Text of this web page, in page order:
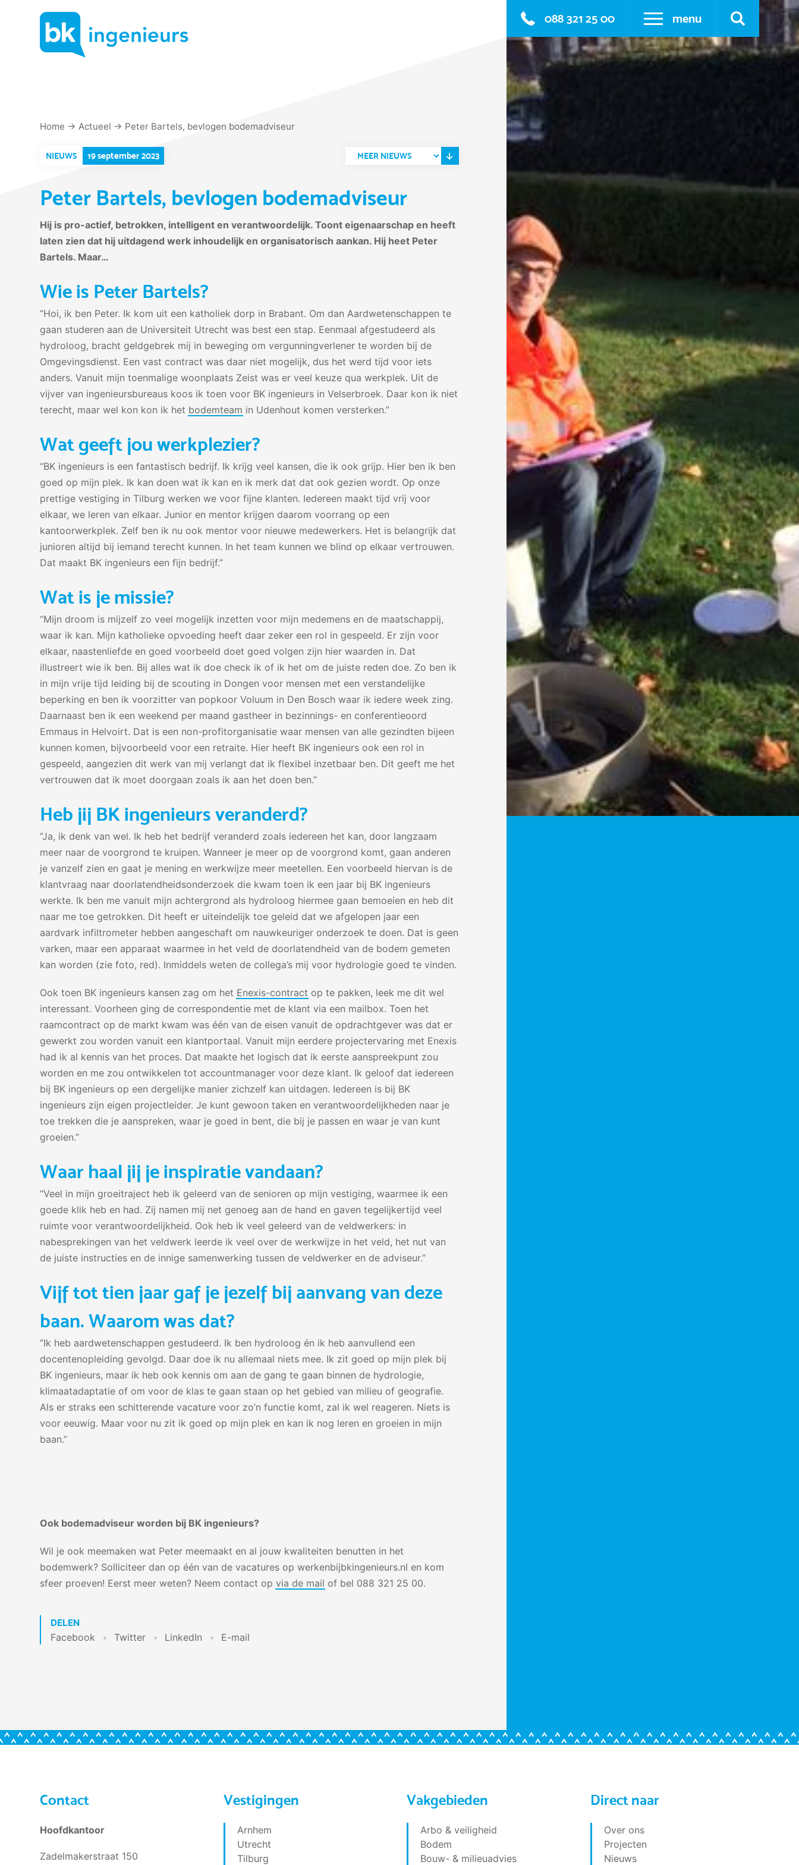
088 321 25 00 menu
Home →Actueel → Peter Bartels, bevlogen bodemadviseur
NIEUWS 19 september 2023
Peter Bartels, bevlogen bodemadviseur
Hij is pro-actief, betrokken, intelligent en verantwoordelijk. Toont eigenaarschap en heeft
laten zien dat hij uitdagend werk inhoudelijk en organisatorisch aankan. Hij heet Peter
Bartels. Maar…
Wie is Peter Bartels?
“Hoi, ik ben Peter. Ik kom uit een katholiek dorp in Brabant. Om dan Aardwetenschappen te
gaan studeren aan de Universiteit Utrecht was best een stap. Eenmaal afgestudeerd als
hydroloog, bracht geldgebrek mij in beweging om vergunningverlener te worden bij de
Omgevingsdienst. Een vast contract was daar niet mogelijk, dus het werd tijd voor iets
anders. Vanuit mijn toenmalige woonplaats Zeist was er veel keuze qua werkplek. Uit de
vijver van ingenieursbureaus koos ik toen voor BK ingenieurs in Velserbroek. Daar kon ik niet
terecht, maar wel kon kon ik het bodemteam in Udenhout komen versterken.”
Wat geeft jou werkplezier?
“BK ingenieurs is een fantastisch bedrijf. Ik krijg veel kansen, die ik ook grijp. Hier ben ik ben
goed op mijn plek. Ik kan doen wat ik kan en ik merk dat dat ook gezien wordt. Op onze
prettige vestiging in Tilburg werken we voor fijne klanten. Iedereen maakt tijd vrij voor
elkaar, we leren van elkaar. Junior en mentor krijgen daarom voorrang op een
kantoorwerkplek. Zelf ben ik nu ook mentor voor nieuwe medewerkers. Het is belangrijk dat
junioren altijd bij iemand terecht kunnen. In het team kunnen we blind op elkaar vertrouwen.
Dat maakt BK ingenieurs een fijn bedrijf.”
Wat is je missie?
“Mijn droom is mijzelf zo veel mogelijk inzetten voor mijn medemens en de maatschappij,
waar ik kan. Mijn katholieke opvoeding heeft daar zeker een rol in gespeeld. Er zijn voor
elkaar, naastenliefde en goed voorbeeld doet goed volgen zijn hier waarden in. Dat
illustreert wie ik ben. Bij alles wat ik doe check ik of ik het om de juiste reden doe. Zo ben ik
in mijn vrije tijd leiding bij de scouting in Dongen voor mensen met een verstandelijke
beperking en ben ik voorzitter van popkoor Voluum in Den Bosch waar ik iedere week zing.
Daarnaast ben ik een weekend per maand gastheer in bezinnings- en conferentieoord
Emmaus in Helvoirt. Dat is een non-profitorganisatie waar mensen van alle gezindten bijeen
kunnen komen, bijvoorbeeld voor een retraite. Hier heeft BK ingenieurs ook een rol in
gespeeld, aangezien dit werk van mij verlangt dat ik flexibel inzetbaar ben. Dit geeft me het
vertrouwen dat ik moet doorgaan zoals ik aan het doen ben.”
Heb jij BK ingenieurs veranderd?
“Ja, ik denk van wel. Ik heb het bedrijf veranderd zoals iedereen het kan, door langzaam
meer naar de voorgrond te kruipen. Wanneer je meer op de voorgrond komt, gaan anderen
je vanzelf zien en gaat je mening en werkwijze meer meetellen. Een voorbeeld hiervan is de
klantvraag naar doorlatendheidsonderzoek die kwam toen ik een jaar bij BK ingenieurs
werkte. Ik ben me vanuit mijn achtergrond als hydroloog hiermee gaan bemoeien en heb dit
naar me toe getrokken. Dit heeft er uiteindelijk toe geleid dat we afgelopen jaar een
aardvark infiltrometer hebben aangeschaft om nauwkeuriger onderzoek te doen. Dat is geen
varken, maar een apparaat waarmee in het veld de doorlatendheid van de bodem gemeten
kan worden (zie foto, red). Inmiddels weten de collega’s mij voor hydrologie goed te vinden.
Ook toen BK ingenieurs kansen zag om het Enexis-contract op te pakken, leek me dit wel
interessant. Voorheen ging de correspondentie met de klant via een mailbox. Toen het
raamcontract op de markt kwam was één van de eisen vanuit de opdrachtgever was dat er
gewerkt zou worden vanuit een klantportaal. Vanuit mijn eerdere projectervaring met Enexis
had ik al kennis van het proces. Dat maakte het logisch dat ik eerste aanspreekpunt zou
worden en me zou ontwikkelen tot accountmanager voor deze klant. Ik geloof dat iedereen
bij BK ingenieurs op een dergelijke manier zichzelf kan uitdagen. Iedereen is bij BK
ingenieurs zijn eigen projectleider. Je kunt gewoon taken en verantwoordelijkheden naar je
toe trekken die je aanspreken, waar je goed in bent, die bij je passen en waar je van kunt
groeien.”
Waar haal jij je inspiratie vandaan?
“Veel in mijn groeitraject heb ik geleerd van de senioren op mijn vestiging, waarmee ik een
goede klik heb en had. Zij namen mij net genoeg aan de hand en gaven tegelijkertijd veel
ruimte voor verantwoordelijkheid. Ook heb ik veel geleerd van de veldwerkers: in
nabesprekingen van het veldwerk leerde ik veel over de werkwijze in het veld, het nut van
de juiste instructies en de innige samenwerking tussen de veldwerker en de adviseur.”
Vijf tot tien jaar gaf je jezelf bij aanvang van deze
baan. Waarom was dat?
“Ik heb aardwetenschappen gestudeerd. Ik ben hydroloog én ik heb aanvullend een
docentenopleiding gevolgd. Daar doe ik nu allemaal niets mee. Ik zit goed op mijn plek bij
BK ingenieurs, maar ik heb ook kennis om aan de gang te gaan binnen de hydrologie,
klimaatadaptatie of om voor de klas te gaan staan op het gebied van milieu of geografie.
Als er straks een schitterende vacature voor zo’n functie komt, zal ik wel reageren. Niets is
voor eeuwig. Maar voor nu zit ik goed op mijn plek en kan ik nog leren en groeien in mijn
baan.”
Ook bodemadviseur worden bij BK ingenieurs?
Wil je ook meemaken wat Peter meemaakt en al jouw kwaliteiten benutten in het
bodemwerk? Solliciteer dan op één van de vacatures op werkenbijbkingenieurs.nl en kom
sfeer proeven! Eerst meer weten? Neem contact opvia de mail of bel 088 321 25 00.
DELEN
Facebook Twitter LinkedIn E-mail
Contact
Hoofdkantoor
Zadelmakerstraat 150
Vestigingen
Arnhem
Utrecht
Tilburg
Vakgebieden
Arbo & veiligheid
Bodem
Bouw- & milieuadvies
Direct naar
Over ons
Projecten
Nieuws